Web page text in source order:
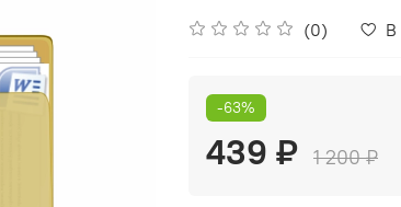
(0) В
-63%
439 ₽ 1 200 ₽